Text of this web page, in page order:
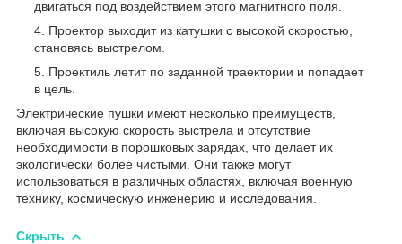
двигаться под воздействием этого магнитного поля.
Проектор выходит из катушки с высокой скоростью,
становясь выстрелом.
Проектиль летит по заданной траектории и попадает
в цель.
Электрические пушки имеют несколько преимуществ,
включая высокую скорость выстрела и отсутствие
необходимости в порошковых зарядах, что делает их
экологически более чистыми. Они также могут
использоваться в различных областях, включая военную
технику, космическую инженерию и исследования.
Скрыть